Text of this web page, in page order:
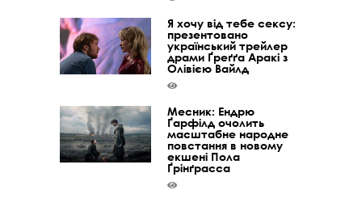
Я хочу від тебе сексу:
презентовано
український трейлер
драми Ґреґґа Аракі з
Олівією Вайлд
Месник: Ендрю
Ґарфілд очолить
масштабне народне
повстання в новому
екшені Пола
Ґрінґрасса